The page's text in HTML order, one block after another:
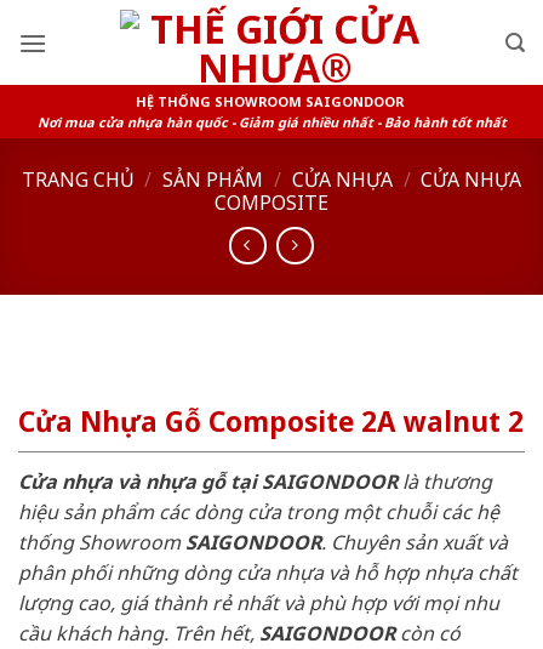
HỆ THỐNG SHOWROOM SAIGONDOOR
Nơi mua cửa nhựa hàn quốc - Giảm giá nhiều nhất - Bảo hành tốt nhất
TRANG CHỦ / SẢN PHẨM / CỬA NHỰA / CỬA NHỰA
COMPOSITE
Cửa Nhựa Gỗ Composite 2A walnut 2
Cửa nhựa và nhựa gỗ tại SAIGONDOORlà thương
hiệu sản phẩm các dòng cửa trong một chuỗi các hệ
thống ShowroomSAIGONDOOR. Chuyên sản xuất và
phân phối những dòng cửa nhựa và hỗ hợp nhựa chất
lượng cao, giá thành rẻ nhất và phù hợp với mọi nhu
cầu khách hàng. Trên hết, SAIGONDOORcòn có